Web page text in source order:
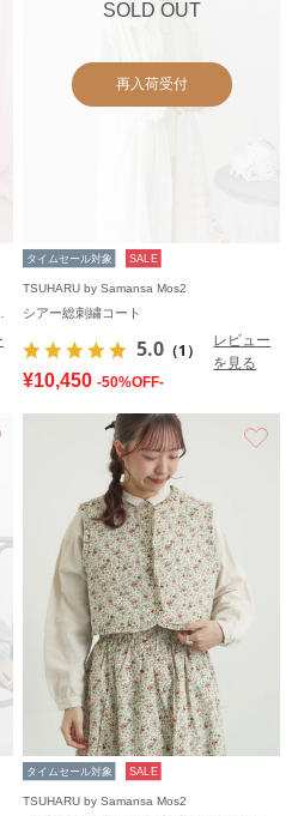
SOLD OUT
再入荷受付
タイムセール対象 SALE
TSUHARU by Samansa Mos2
シアー総刺繍コート
5.0 （1）
レビュー
を見る
¥10,450 -50%OFF-
タイムセール対象 SALE
TSUHARU by Samansa Mos2